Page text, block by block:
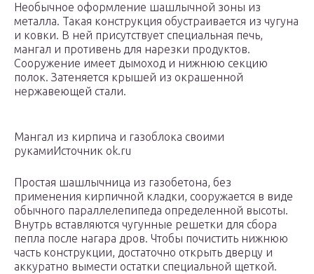
Необычное оформление шашлычной зоны из
металла. Такая конструкция обустраивается из чугуна
и ковки. В ней присутствует специальная печь,
мангал и противень для нарезки продуктов.
Сооружение имеет дымоход и нижнюю секцию
полок. Затеняется крышей из окрашенной
нержавеющей стали.
Мангал из кирпича и газоблока своими
рукамиИсточник ok.ru
Простая шашлычница из газобетона, без
применения кирпичной кладки, сооружается в виде
обычного параллелепипеда определенной высоты.
Внутрь вставляются чугунные решетки для сбора
пепла после нагара дров. Чтобы почистить нижнюю
часть конструкции, достаточно открыть дверцу и
аккуратно вымести остатки специальной щеткой.